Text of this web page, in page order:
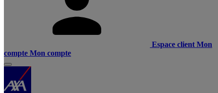
Espace client Mon
compte Mon compte